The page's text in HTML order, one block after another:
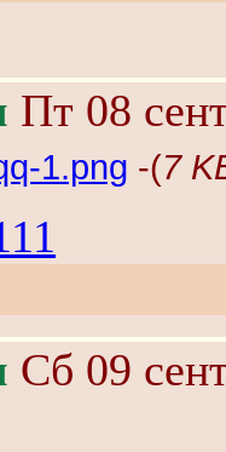
Пт 08
1.png -(7
Сб 09